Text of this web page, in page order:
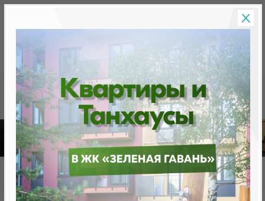
Скидки на новостройки, бонусы Готовые
Главная База новостроек Минска «Минск Мир»
22.2 "Варшава", квартал "Центральная Европа"